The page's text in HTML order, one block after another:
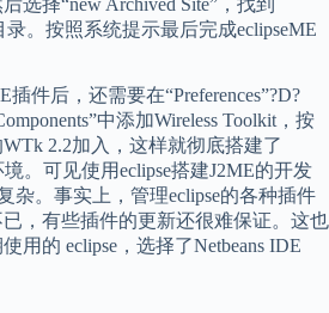
选择“new Archived Site”，找到
录。按照系统提示最后完成eclipseME
件后，还需要在“Preferences”?D?
中添加Wireless Toolkit，按
2.2加入，这样就彻底搭建了
。可见使用eclipse搭建J2ME的开发
杂。事实上，管理eclipse的各种插件
，有些插件的更新还很难保证。这也
用的 eclipse，选择了Netbeans IDE